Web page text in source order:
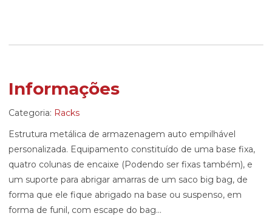
Informações
Categoria: Racks
Estrutura metálica de armazenagem auto empilhável
personalizada. Equipamento constituído de uma base fixa,
quatro colunas de encaixe (Podendo ser fixas também), e
um suporte para abrigar amarras de um saco big bag, de
forma que ele fique abrigado na base ou suspenso, em
forma de funil, com escape do bag...